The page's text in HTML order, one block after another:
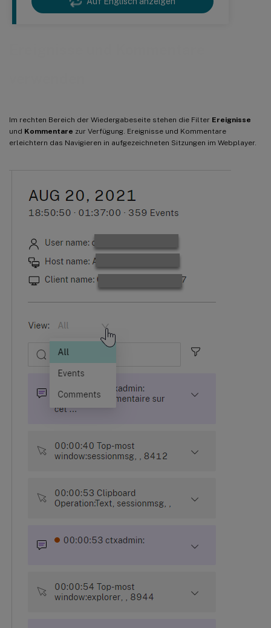
Im rechten Bereich der Wiedergabeseite stehen die Filter Ereignisse
und Kommentare zur Verfügung. Ereignisse und Kommentare
erleichtern das Navigieren in aufgezeichneten Sitzungen im Webplayer.